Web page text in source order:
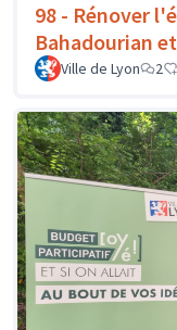
98 - Rénover
Bahadourian
Ville de Lyon 2